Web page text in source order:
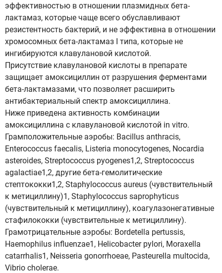
эффективностью в отношении плазмидных бета-
лактамаз, которые чаще всего обуславливают
резистентность бактерий, и не эффективна в отношении
хромосомных бета-лактамаз I типа, которые не
ингибируются клавулановой кислотой.
Присутствие клавулановой кислоты в препарате
защищает амоксициллин от разрушения ферментами
бета-лактамазами, что позволяет расширить
антибактериальный спектр амоксициллина.
Ниже приведена активность комбинации
амоксициллина с клавулановой кислотой in vitro.
Грамположительные аэробы: Bacillus anthracis,
Enterococcus faecalis, Listeria monocytogenes, Nocardia
asteroides, Streptococcus pyogenes1,2, Streptococcus
agalactiae1,2, другие бета-гемолитические
стептококки1,2, Staphylococcus aureus (чувствительный
к метициллину)1, Staphylococcus saprophyticus
(чувствительный к метициллину), коагулазонегативные
стафилококки (чувствительные к метициллину).
Грамотрицательные аэробы: Bordetella pertussis,
Haemophilus influenzae1, Helicobactеr pylori, Moraxella
catarrhalis1, Neisseria gonorrhoeae, Pasteurella multocida,
Vibrio cholerae.